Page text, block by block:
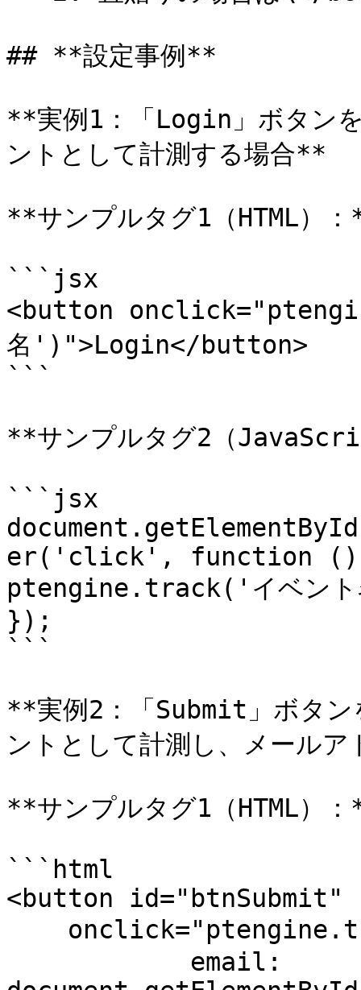
## **設定事例**
**実例1：「Login」ボタン
ントとして計測する場合**
**サンプルタグ1（HTML）
```jsx
<button
名')">Login</button>
```
**サンプルタグ2（
```jsx
er('click', function
ptengine.track('イベン
});
```
**実例2：「Submit」ボタン
ントとして計測し、メール
**サンプルタグ1（HTML）
```html
<button id="btnSubmit"